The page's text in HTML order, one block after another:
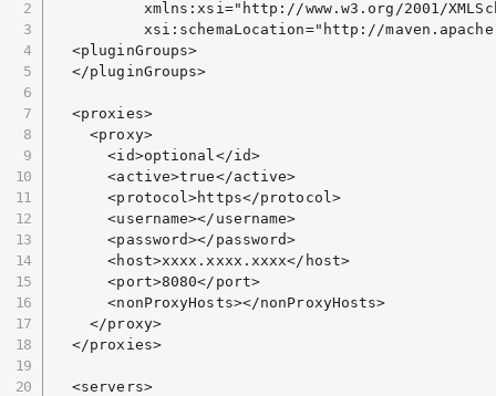
xmlns:xsi="http://www.w3.org/2001/
xsi:schemaLocation="http://
  <pluginGroups>
  </pluginGroups>
  <proxies>
    <proxy>
      <id>optional</id>
      <active>true</active>
      <protocol>https</protocol>
      <username></username>
      <password></password>
      <host>xxxx.xxxx.xxxx</host>
      <port>8080</port>
      <nonProxyHosts></nonProxyHosts>
    </proxy>
  </proxies>
  <servers>